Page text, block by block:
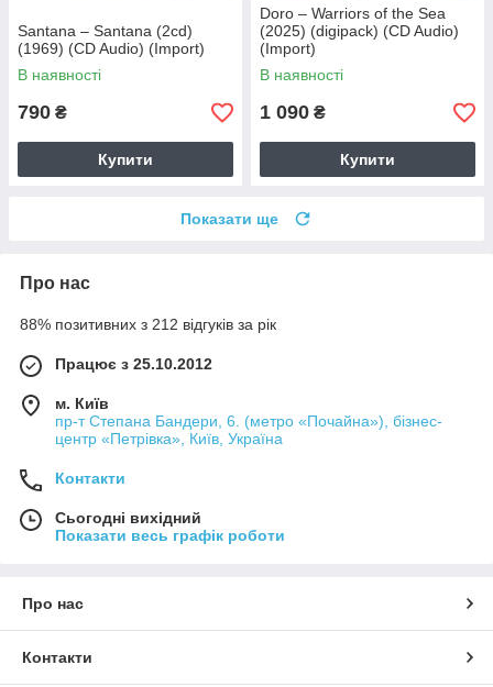
Santana – Santana (2cd)
(1969) (CD Audio) (Import)
В наявності
790 ₴
Купити
Doro – Warriors of the Sea
(2025) (digipack) (CD Audio)
(Import)
В наявності
1 090 ₴
Купити
Показати ще
Про нас
88% позитивних з 212 відгуків за рік
Працює з 25.10.2012
м. Київ
пр-т Степана Бандери, 6. (метро «Почайна»), бізнес-
центр «Петрівка», Київ, Україна
Контакти
Сьогодні вихідний
Показати весь графік роботи
Про нас
Контакти